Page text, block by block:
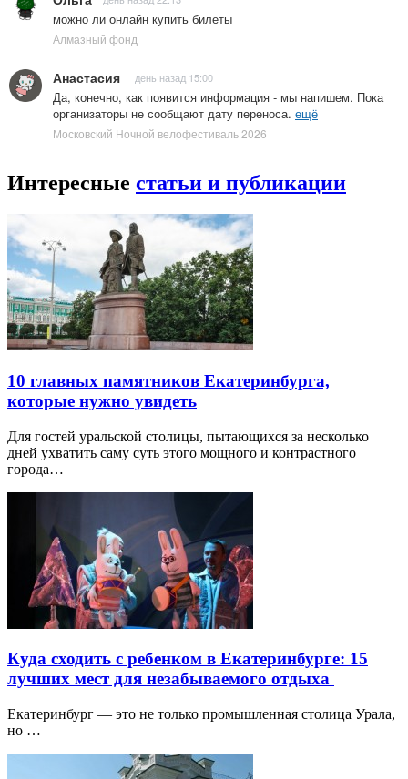
можно ли онлайн купить билеты
Алмазный фонд
Анастасия день назад 15:00
Да, конечно, как появится информация - мы напишем. Пока
организаторы не сообщают дату переноса. ещё
Московский Ночной велофестиваль 2026
Интересные статьи и публикации
10 главных памятников Екатеринбурга,
которые нужно увидеть
Для гостей уральской столицы, пытающихся за несколько
дней ухватить саму суть этого мощного и контрастного
города…
Куда сходить с ребенком в Екатеринбурге: 15
лучших мест для незабываемого отдыха
Екатеринбург — это не только промышленная столица Урала,
но …